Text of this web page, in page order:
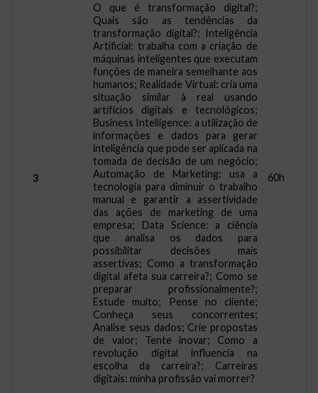
3
O que é transformação digital?;
Quais são as tendências da
transformação digital?; Inteligência
Artificial: trabalha com a criação de
máquinas inteligentes que executam
funções de maneira semelhante aos
humanos; Realidade Virtual: cria uma
situação similar à real usando
artifícios digitais e tecnológicos;
Business Intelligence: a utilização de
informações e dados para gerar
inteligência que pode ser aplicada na
tomada de decisão de um negócio;
Automação de Marketing: usa a
tecnologia para diminuir o trabalho
manual e garantir a assertividade
das ações de marketing de uma
empresa; Data Science: a ciência
que analisa os dados para
possibilitar decisões mais
assertivas; Como a transformação
digital afeta sua carreira?; Como se
preparar profissionalmente?;
Estude muito; Pense no cliente;
Conheça seus concorrentes;
Analise seus dados; Crie propostas
de valor; Tente inovar; Como a
revolução digital influencia na
escolha da carreira?; Carreiras
digitais: minha profissão vai morrer?
60h